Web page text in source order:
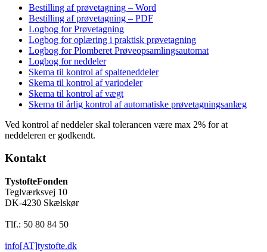
Bestilling af prøvetagning – Word
Bestilling af prøvetagning – PDF
Logbog for Prøvetagning
Logbog for oplæring i praktisk prøvetagning
Logbog for Plomberet Prøveopsamlingsautomat
Logbog for neddeler
Skema til kontrol af spalteneddeler
Skema til kontrol af variodeler
Skema til kontrol af vægt
Skema til årlig kontrol af automatiske prøvetagningsanlæg
Ved kontrol af neddeler skal tolerancen være max 2% for at
neddeleren er godkendt.
Kontakt
TystofteFonden
Teglværksvej 10
DK-4230 Skælskør
Tlf.: 50 80 84 50
info[AT]tystofte.dk